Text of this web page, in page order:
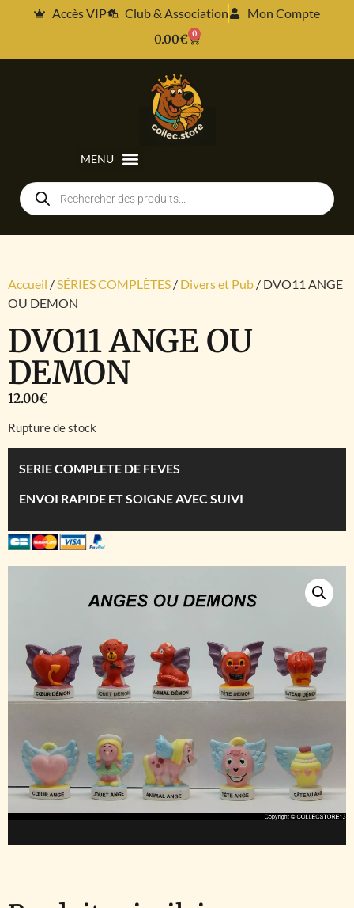
Accès VIP Club & Association
Mon Compte
0.00€ 0
Accueil /SÉRIES COMPLÈTES / Divers et Pub / DVO11 ANGE
OU DEMON
DVO11 ANGE OU
DEMON
12.00€
Rupture de stock
SERIE COMPLETE DE FEVES
ENVOI RAPIDE ET SOIGNE AVEC SUIVI